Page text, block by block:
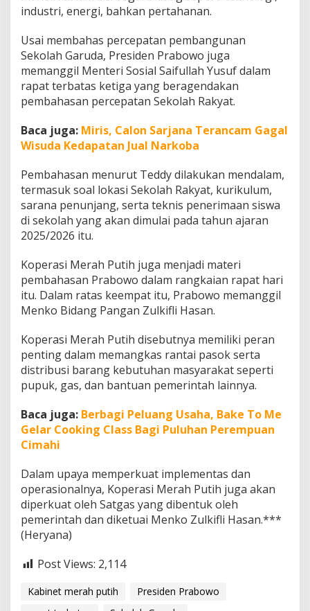
industri, energi, bahkan pertahanan.
Usai membahas percepatan pembangunan
Sekolah Garuda, Presiden Prabowo juga
memanggil Menteri Sosial Saifullah Yusuf dalam
rapat terbatas ketiga yang beragendakan
pembahasan percepatan Sekolah Rakyat.
Baca juga: Miris, Calon Sarjana Terancam Gagal
Wisuda Kedapatan Jual Narkoba
Pembahasan menurut Teddy dilakukan mendalam,
termasuk soal lokasi Sekolah Rakyat, kurikulum,
sarana penunjang, serta teknis penerimaan siswa
di sekolah yang akan dimulai pada tahun ajaran
2025/2026 itu.
Koperasi Merah Putih juga menjadi materi
pembahasan Prabowo dalam rangkaian rapat hari
itu. Dalam ratas keempat itu, Prabowo memanggil
Menko Bidang Pangan Zulkifli Hasan.
Koperasi Merah Putih disebutnya memiliki peran
penting dalam memangkas rantai pasok serta
distribusi barang kebutuhan masyarakat seperti
pupuk, gas, dan bantuan pemerintah lainnya.
Baca juga: Berbagi Peluang Usaha, Bake To Me
Gelar Cooking Class Bagi Puluhan Perempuan
Cimahi
Dalam upaya memperkuat implementas dan
operasionalnya, Koperasi Merah Putih juga akan
diperkuat oleh Satgas yang dibentuk oleh
pemerintah dan diketuai Menko Zulkifli Hasan.***
(Heryana)
Post Views: 2,114
Kabinet merah putih
Presiden Prabowo